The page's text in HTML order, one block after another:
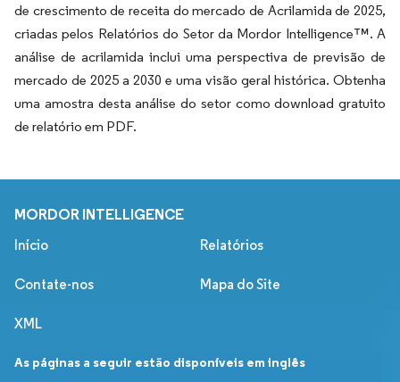
de crescimento de receita do mercado de Acrilamida de 2025,
criadas pelos Relatórios do Setor da Mordor Intelligence™. A
análise de acrilamida inclui uma perspectiva de previsão de
mercado de 2025 a 2030 e uma visão geral histórica. Obtenha
uma amostra desta análise do setor como download gratuito
de relatório em PDF.
MORDOR INTELLIGENCE
Início Relatórios
Contate-nos Mapa do Site
XML
As páginas a seguir estão disponíveis em inglês